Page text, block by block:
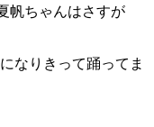
帆ちゃんはさすが
なりきって踊ってま